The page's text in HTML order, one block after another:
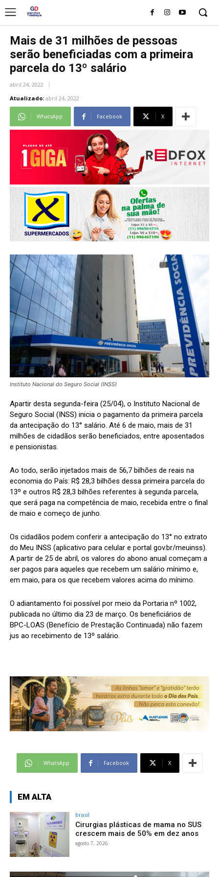
Mais de 31 milhões de pessoas
serão beneficiadas com a primeira
parcela do 13º salário
abril 24, 2022
Atualizado: abril 24, 2022
WhatsApp Facebook X
Instituto Nacional do Seguro Social (INSS)
Apartir desta segunda-feira (25/04), o Instituto Nacional de
Seguro Social (INSS) inicia o pagamento da primeira parcela
da antecipação do 13° salário. Até 6 de maio, mais de 31
milhões de cidadãos serão beneficiados, entre aposentados
e pensionistas.
Ao todo, serão injetados mais de 56,7 bilhões de reais na
economia do País: R$ 28,3 bilhões dessa primeira parcela do
13º e outros R$ 28,3 bilhões referentes à segunda parcela,
que será paga na competência de maio, recebida entre o final
de maio e começo de junho.
Os cidadãos podem conferir a antecipação do 13° no extrato
do Meu INSS (aplicativo para celular e portal gov.br/meuinss).
A partir de 25 de abril, os valores do abono anual começam a
ser pagos para aqueles que recebem um salário mínimo e,
em maio, para os que recebem valores acima do mínimo.
O adiantamento foi possível por meio da Portaria nº 1002,
publicada no último dia 23 de março. Os beneficiários de
BPC-LOAS (Benefício de Prestação Continuada) não fazem
jus ao recebimento de 13º salário.
WhatsApp Facebook X
EM ALTA
brasil
Cirurgias plásticas de mama no SUS
crescem mais de 50% em dez anos
agosto 7, 2026